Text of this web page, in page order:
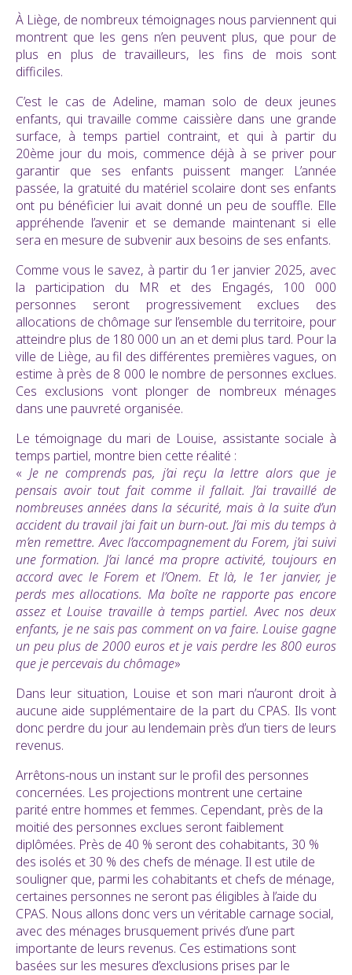
À Liège, de nombreux témoignages nous parviennent qui
montrent que les gens n’en peuvent plus, que pour de
plus en plus de travailleurs, les fins de mois sont
difficiles.
C’est le cas de Adeline, maman solo de deux jeunes
enfants, qui travaille comme caissière dans une grande
surface, à temps partiel contraint, et qui à partir du
20ème jour du mois, commence déjà à se priver pour
garantir que ses enfants puissent manger. L’année
passée, la gratuité du matériel scolaire dont ses enfants
ont pu bénéficier lui avait donné un peu de souffle. Elle
appréhende l’avenir et se demande maintenant si elle
sera en mesure de subvenir aux besoins de ses enfants.
Comme vous le savez, à partir du 1er janvier 2025, avec
la participation du MR et des Engagés, 100 000
personnes seront progressivement exclues des
allocations de chômage sur l’ensemble du territoire, pour
atteindre plus de 180 000 un an et demi plus tard. Pour la
ville de Liège, au fil des différentes premières vagues, on
estime à près de 8 000 le nombre de personnes exclues.
Ces exclusions vont plonger de nombreux ménages
dans une pauvreté organisée.
Le témoignage du mari de Louise, assistante sociale à
temps partiel, montre bien cette réalité :
« Je ne comprends pas, j’ai reçu la lettre alors que je
pensais avoir tout fait comme il fallait. J’ai travaillé de
nombreuses années dans la sécurité, mais à la suite d’un
accident du travail j’ai fait un burn-out. J’ai mis du temps à
m’en remettre. Avec l’accompagnement du Forem, j’ai suivi
une formation. J’ai lancé ma propre activité, toujours en
accord avec le Forem et l’Onem. Et là, le 1er janvier, je
perds mes allocations. Ma boîte ne rapporte pas encore
assez et Louise travaille à temps partiel. Avec nos deux
enfants, je ne sais pas comment on va faire. Louise gagne
un peu plus de 2000 euros et je vais perdre les 800 euros
que je percevais du chômage»
Dans leur situation, Louise et son mari n’auront droit à
aucune aide supplémentaire de la part du CPAS. Ils vont
donc perdre du jour au lendemain près d’un tiers de leurs
revenus.
Arrêtons-nous un instant sur le profil des personnes
concernées. Les projections montrent une certaine
parité entre hommes et femmes. Cependant, près de la
moitié des personnes exclues seront faiblement
diplômées. Près de 40 % seront des cohabitants, 30 %
des isolés et 30 % des chefs de ménage. Il est utile de
souligner que, parmi les cohabitants et chefs de ménage,
certaines personnes ne seront pas éligibles à l’aide du
CPAS. Nous allons donc vers un véritable carnage social,
avec des ménages brusquement privés d’une part
importante de leurs revenus. Ces estimations sont
basées sur les mesures d’exclusions prises par le